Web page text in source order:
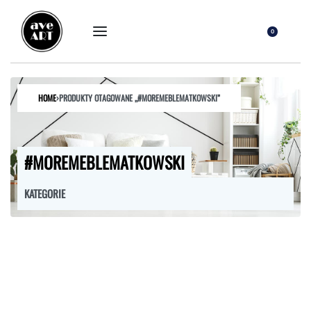
0
HOME›PRODUKTY OTAGOWANE „#MOREMEBLEMATKOWSKI”
#MOREMEBLEMATKOWSKI
KATEGORIE